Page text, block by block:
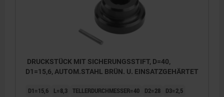
DRUCKSTÜCK MIT SICHERUNGSSTIFT, D=40,
D1=15,6, AUTOM.STAHL BRÜN. U. EINSATZGEHÄRTET
D1=15,6 L=8,3 TELLERDURCHMESSER=40 D2=28
D3=2,5